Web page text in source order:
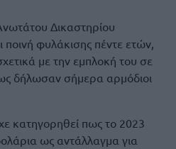
Δικαστηρίου
ποινή φυλάκισης πέντε ετών,
με την εμπλοκή του σε
δήλωσαν σήμερα αρμόδιοι
κατηγορηθεί πως το 2023
ως αντάλλαγμα για